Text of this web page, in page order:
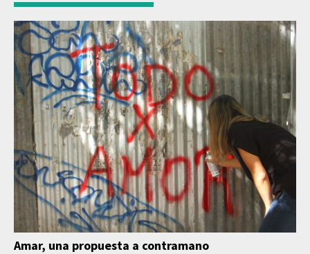
Amar, una propuesta a contramano